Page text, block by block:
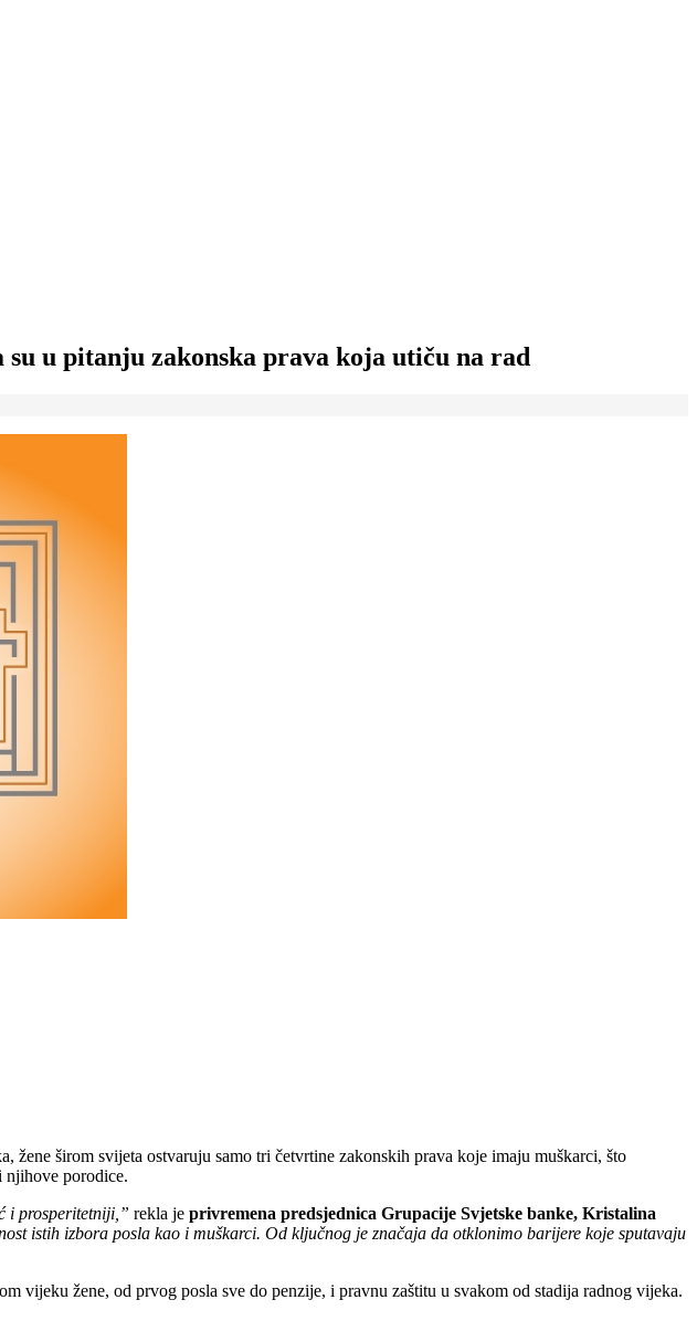
su u pitanju zakonska prava koja utiču na rad
žene širom svijeta ostvaruju samo tri četvrtine zakonskih prava koje imaju muškarci, što
njihove porodice.
i prosperitetniji,” rekla je privremena predsjednica Grupacije Svjetske banke, Kristalina
istih izbora posla kao i muškarci. Od ključnog je značaja da otklonimo barijere koje sputavaju
vijeku žene, od prvog posla sve do penzije, i pravnu zaštitu u svakom od stadija radnog vijeka.